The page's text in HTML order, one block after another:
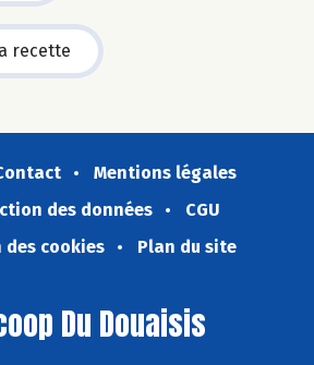
recette
Mentions légales
des données
CGU
des cookies
Plan du site
Du Douaisis